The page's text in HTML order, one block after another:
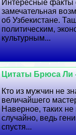
Интересные факты
замечательная
об Узбекистане.
политическим,
культурным...
Цитаты Брюса Ли
Кто из мужчин не
величайшего
Наверное, таких
случайно, ведь
спустя...